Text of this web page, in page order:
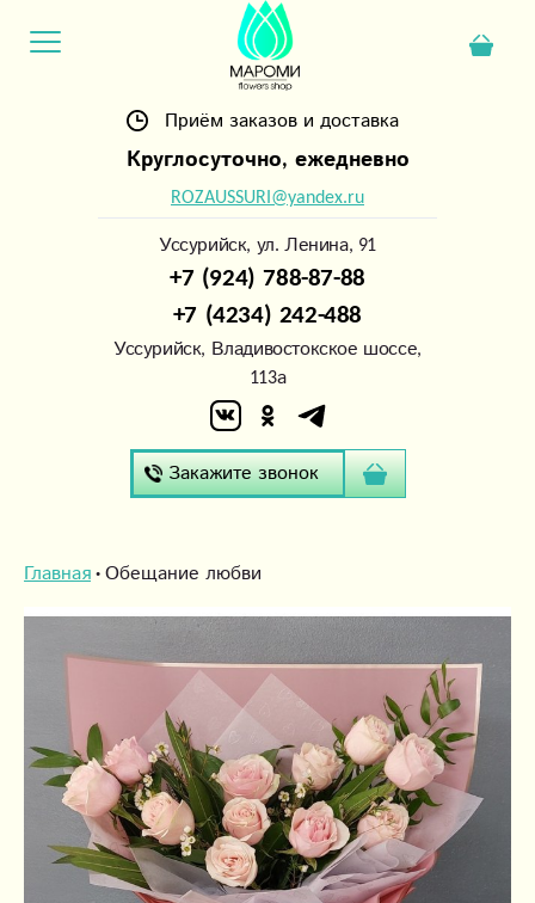
Приём заказов и доставка
Круглосуточно, ежедневно
ROZAUSSURI@yandex.ru
Уссурийск, ул. Ленина, 91
+7 (924) 788-87-88
+7 (4234) 242-488
Уссурийск, Владивостокское шоссе,
113а
Закажите звонок
Главная Обещание любви